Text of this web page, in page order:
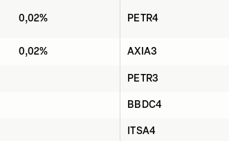
0,02% PETR4
0,02% AXIA3
PETR3
BBDC4
ITSA4